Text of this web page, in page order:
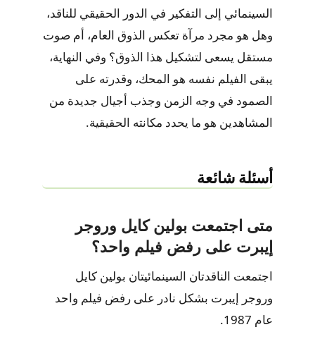
السينمائي إلى التفكير في الدور الحقيقي للناقد،
وهل هو مجرد مرآة تعكس الذوق العام، أم صوت
مستقل يسعى لتشكيل هذا الذوق؟ وفي النهاية،
يبقى الفيلم نفسه هو المحك، وقدرته على
الصمود في وجه الزمن وجذب أجيال جديدة من
المشاهدين هو ما يحدد مكانته الحقيقية.
أسئلة شائعة
متى اجتمعت بولين كايل وروجر
إيبرت على رفض فيلم واحد؟
اجتمعت الناقدتان السينمائيتان بولين كايل
وروجر إيبرت بشكل نادر على رفض فيلم واحد
عام 1987.